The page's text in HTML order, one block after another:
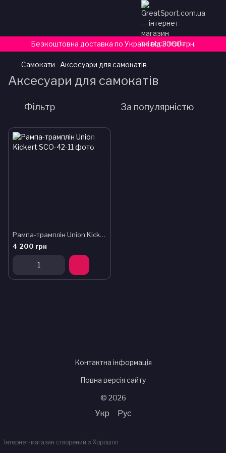
Безкоштовна доставка по Україні від 3000 грн.
Самокати Аксесуари для самокатів
Аксесуари для самокатів
Фільтр За популярністю
Рампа-трамплін Union Kickert
4 200 грн
Контактна інформація
Повна версія сайту
© 2026
Укр Рус
Інтернет-магазин створений з Хорошоп